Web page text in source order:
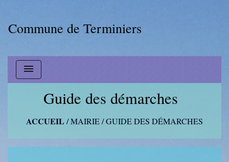
Commune de Terminiers
menu
Guide des démarches
ACCUEIL /MAIRIE/GUIDE DES DÉMARCHES